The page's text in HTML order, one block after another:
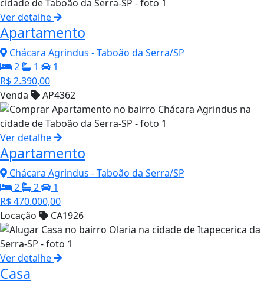
Ver detalhe
Apartamento
Chácara Agrindus - Taboão da Serra/SP
2
1
1
R$ 2.390,00
Venda
AP4362
Ver detalhe
Apartamento
Chácara Agrindus - Taboão da Serra/SP
2
2
1
R$ 470.000,00
Locação
CA1926
Ver detalhe
Casa